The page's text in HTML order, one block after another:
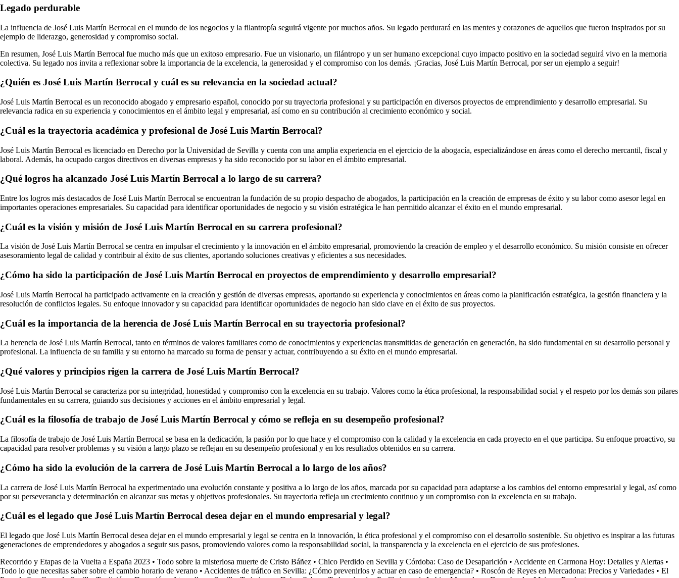
Legado perdurable
La influencia de José Luis Martín Berrocal en el mundo de los negocios y la filantropía seguirá vigente por muchos años. Su legado perdurará en las mentes y corazones de aquellos que fueron inspirados por su
ejemplo de liderazgo, generosidad y compromiso social.
En resumen, José Luis Martín Berrocal fue mucho más que un exitoso empresario. Fue un visionario, un filántropo y un ser humano excepcional cuyo impacto positivo en la sociedad seguirá vivo en la memoria
colectiva. Su legado nos invita a reflexionar sobre la importancia de la excelencia, la generosidad y el compromiso con los demás. ¡Gracias, José Luis Martín Berrocal, por ser un ejemplo a seguir!
¿Quién es José Luis Martín Berrocal y cuál es su relevancia en la sociedad actual?
José Luis Martín Berrocal es un reconocido abogado y empresario español, conocido por su trayectoria profesional y su participación en diversos proyectos de emprendimiento y desarrollo empresarial. Su
relevancia radica en su experiencia y conocimientos en el ámbito legal y empresarial, así como en su contribución al crecimiento económico y social.
¿Cuál es la trayectoria académica y profesional de José Luis Martín Berrocal?
José Luis Martín Berrocal es licenciado en Derecho por la Universidad de Sevilla y cuenta con una amplia experiencia en el ejercicio de la abogacía, especializándose en áreas como el derecho mercantil, fiscal y
laboral. Además, ha ocupado cargos directivos en diversas empresas y ha sido reconocido por su labor en el ámbito empresarial.
¿Qué logros ha alcanzado José Luis Martín Berrocal a lo largo de su carrera?
Entre los logros más destacados de José Luis Martín Berrocal se encuentran la fundación de su propio despacho de abogados, la participación en la creación de empresas de éxito y su labor como asesor legal en
importantes operaciones empresariales. Su capacidad para identificar oportunidades de negocio y su visión estratégica le han permitido alcanzar el éxito en el mundo empresarial.
¿Cuál es la visión y misión de José Luis Martín Berrocal en su carrera profesional?
La visión de José Luis Martín Berrocal se centra en impulsar el crecimiento y la innovación en el ámbito empresarial, promoviendo la creación de empleo y el desarrollo económico. Su misión consiste en ofrecer
asesoramiento legal de calidad y contribuir al éxito de sus clientes, aportando soluciones creativas y eficientes a sus necesidades.
¿Cómo ha sido la participación de José Luis Martín Berrocal en proyectos de emprendimiento y desarrollo empresarial?
José Luis Martín Berrocal ha participado activamente en la creación y gestión de diversas empresas, aportando su experiencia y conocimientos en áreas como la planificación estratégica, la gestión financiera y la
resolución de conflictos legales. Su enfoque innovador y su capacidad para identificar oportunidades de negocio han sido clave en el éxito de sus proyectos.
¿Cuál es la importancia de la herencia de José Luis Martín Berrocal en su trayectoria profesional?
La herencia de José Luis Martín Berrocal, tanto en términos de valores familiares como de conocimientos y experiencias transmitidas de generación en generación, ha sido fundamental en su desarrollo personal y
profesional. La influencia de su familia y su entorno ha marcado su forma de pensar y actuar, contribuyendo a su éxito en el mundo empresarial.
¿Qué valores y principios rigen la carrera de José Luis Martín Berrocal?
José Luis Martín Berrocal se caracteriza por su integridad, honestidad y compromiso con la excelencia en su trabajo. Valores como la ética profesional, la responsabilidad social y el respeto por los demás son pilares
fundamentales en su carrera, guiando sus decisiones y acciones en el ámbito empresarial y legal.
¿Cuál es la filosofía de trabajo de José Luis Martín Berrocal y cómo se refleja en su desempeño profesional?
La filosofía de trabajo de José Luis Martín Berrocal se basa en la dedicación, la pasión por lo que hace y el compromiso con la calidad y la excelencia en cada proyecto en el que participa. Su enfoque proactivo, su
capacidad para resolver problemas y su visión a largo plazo se reflejan en su desempeño profesional y en los resultados obtenidos en su carrera.
¿Cómo ha sido la evolución de la carrera de José Luis Martín Berrocal a lo largo de los años?
La carrera de José Luis Martín Berrocal ha experimentado una evolución constante y positiva a lo largo de los años, marcada por su capacidad para adaptarse a los cambios del entorno empresarial y legal, así como
por su perseverancia y determinación en alcanzar sus metas y objetivos profesionales. Su trayectoria refleja un crecimiento continuo y un compromiso con la excelencia en su trabajo.
¿Cuál es el legado que José Luis Martín Berrocal desea dejar en el mundo empresarial y legal?
El legado que José Luis Martín Berrocal desea dejar en el mundo empresarial y legal se centra en la innovación, la ética profesional y el compromiso con el desarrollo sostenible. Su objetivo es inspirar a las futuras
generaciones de emprendedores y abogados a seguir sus pasos, promoviendo valores como la responsabilidad social, la transparencia y la excelencia en el ejercicio de sus profesiones.
Recorrido y Etapas de la Vuelta a España 2023 • Todo sobre la misteriosa muerte de Cristo Báñez • Chico Perdido en Sevilla y Córdoba: Caso de Desaparición • Accidente en Carmona Hoy: Detalles y Alertas •
Todo lo que necesitas saber sobre el cambio horario de verano • Accidentes de tráfico en Sevilla: ¿Cómo prevenirlos y actuar en caso de emergencia? • Roscón de Reyes en Mercadona: Precios y Variedades • El